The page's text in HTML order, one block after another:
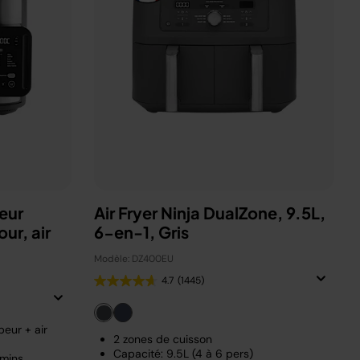
air
+ air
Air Fryer Ninja DualZone, 9.5L,
6-en-1, Gris
Modèle: DZ400EU
4.7 (1445)
2 zones de cuisson
Capacité: 9.5L (4 à 6 pers)